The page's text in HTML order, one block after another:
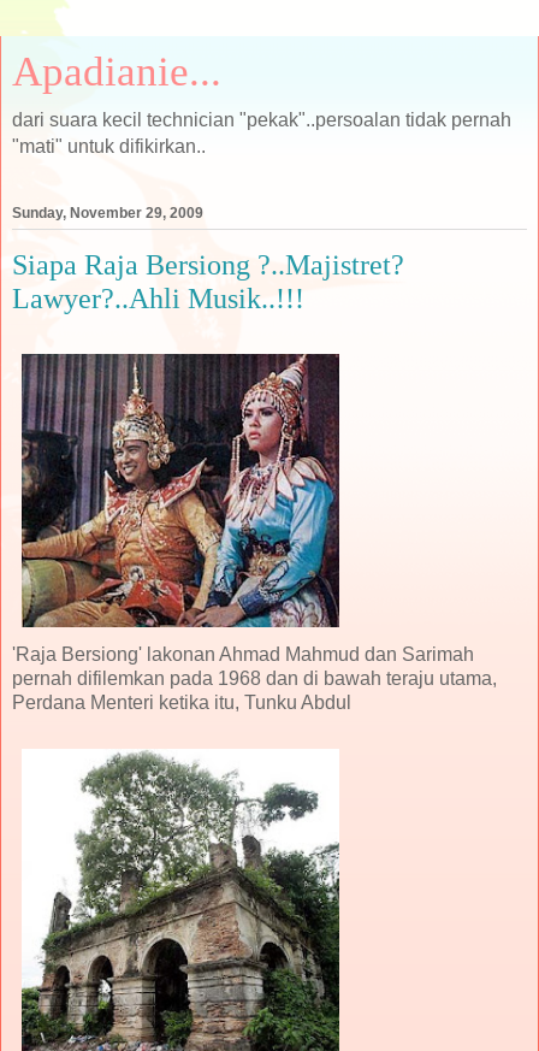
Apadianie...
dari suara kecil technician "pekak"..persoalan tidak pernah
"mati" untuk difikirkan..
Sunday, November 29, 2009
Siapa Raja Bersiong ?..Majistret?
Lawyer?..Ahli Musik..!!!
'Raja Bersiong' lakonan Ahmad Mahmud dan Sarimah
pernah difilemkan pada 1968 dan di bawah teraju utama,
Perdana Menteri ketika itu, Tunku Abdul